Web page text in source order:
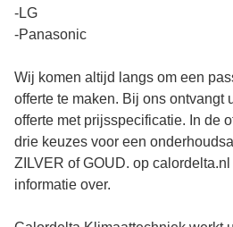
-LG
-Panasonic
Wij komen altijd langs om een
offerte te maken. Bij ons ontvangt
offerte met prijsspecificatie. In de
drie keuzes voor een
ZILVER of GOUD. op
informatie over.